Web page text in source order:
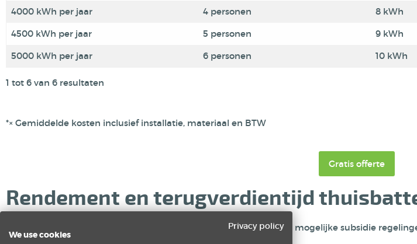
4000 kWh per jaar
4 personen 8 kWh
4500 kWh per jaar
5 personen 9 kWh
5000 kWh per jaar
6 personen 10 kWh
1 tot 6 van 6 resultaten
*× Gemiddelde kosten inclusief installatie, materiaal en BTW
Gratis offerte
Rendement en terugverdientijd
Uiteraard zit er een terugverdientijd op een thuisbatterij en zijn er mogelijke subsidie
Privacy policy
We use cookies